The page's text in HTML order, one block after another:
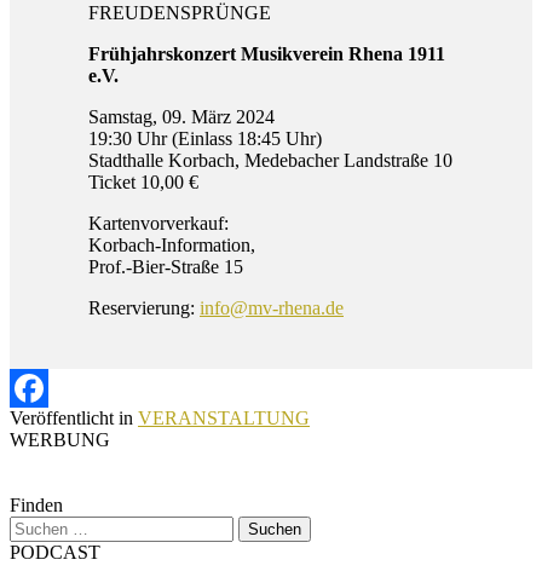
FREUDENSPRÜNGE
Frühjahrskonzert Musikverein Rhena 1911
e.V.
Samstag, 09. März 2024
19:30 Uhr (Einlass 18:45 Uhr)
Stadthalle Korbach, Medebacher Landstraße 10
Ticket 10,00 €
Kartenvorverkauf:
Korbach-Information,
Prof.-Bier-Straße 15
Reservierung: info@mv-rhena.de
Facebook
Veröffentlicht in VERANSTALTUNG
WERBUNG
Finden
Suchen
nach:
PODCAST